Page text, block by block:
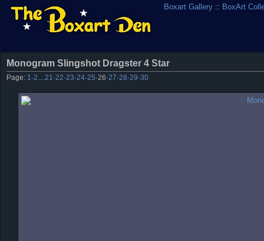
Boxart Gallery :: BoxArt
Monogram Slingshot Dragster 4 Star
Page: 1 ·2 21 ·22·23·24·25·26·27·28·29·30